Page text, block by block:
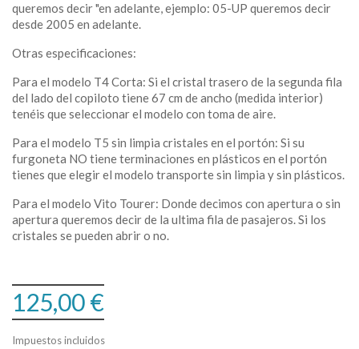
queremos decir "en adelante, ejemplo: 05-UP queremos decir
desde 2005 en adelante.
Otras especificaciones:
Para el modelo T4 Corta: Si el cristal trasero de la segunda fila
del lado del copiloto tiene 67 cm de ancho (medida interior)
tenéis que seleccionar el modelo con toma de aire.
Para el modelo T5 sin limpia cristales en el portón: Si su
furgoneta NO tiene terminaciones en plásticos en el portón
tienes que elegir el modelo transporte sin limpia y sin plásticos.
Para el modelo Vito Tourer: Donde decimos con apertura o sin
apertura queremos decir de la ultima fila de pasajeros. Si los
cristales se pueden abrir o no.
125,00 €
Impuestos incluidos